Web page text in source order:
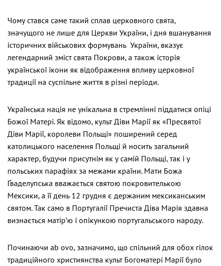
Чому стався саме такий сплав церковного свята,
значущого не лише для Церкви України, і дня вшанування
історичних військових формувань України, вказує
легендарний зміст свята Покрови, а також історія
української ікони як відображення впливу церковної
традиції на суспільне життя в різні періоди.
Українська нація не унікальна в стремлінні піддатися опіці
Божої Матері. Як відомо, культ Діви Марії як «Пресвятої
Діви Марії, королеви Польщі» поширений серед
католицького населення Польщі й носить загальний
характер, будучи присутнім як у самій Польщі, так і у
польських парафіях за межами країни. Мати Божа
Ґваделупська вважається святою покровителькою
Мексики, а її день 12 грудня є держаним мексиканським
святом. Так само в Португалії Пречиста Діва Марія здавна
визнається матір’ю і опікункою португальського народу.
Починаючи ab ovo, зазначимо, що спільний для обох гілок
традиційного християнства культ Богоматері Марії було